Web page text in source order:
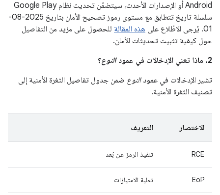
Android أو الإصدارات الأحدث، سيتضمّن تحديث نظام Google Play
سلسلة تاريخ تتطابق مع مستوى رموز تصحيح الأمان بتاريخ 2025-08-
01. يُرجى الاطّلاع على
هذه المقالة للحصول على مزيد من التفاصيل
حول كيفية تثبيت تحديثات الأمان.
2. ماذا تعني الإدخالات في عمود
النوع؟
تشير الإدخالات في عمودالنوع ضمن جدول تفاصيل الثغرة الأمنية إلى
تصنيف الثغرة الأمنية.
الاختصار التعريف
RCE تنفيذ الرمز عن بُعد
EoP تعلية الامتيازات